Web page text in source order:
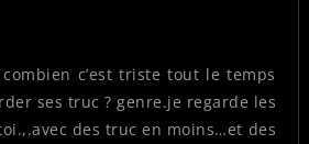
c’est triste tout le temps
ses truc ? genre.je regarde les
des truc en moins…et des